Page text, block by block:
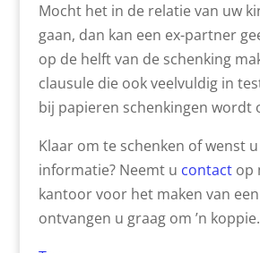
Mocht het in de relatie van uw
gaan, dan kan een ex-partner
op de helft van de schenking
clausule die ook veelvuldig in
bij papieren schenkingen wordt
Klaar om te schenken of wenst
informatie? Neemt u contactop
kantoor voor het maken van
ontvangen u graag om ’n koppie.